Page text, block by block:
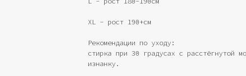
XL - рост 190+см
Рекомендации по уходу:
стирка при 30 градусах с расстёгнутой
изнанку.